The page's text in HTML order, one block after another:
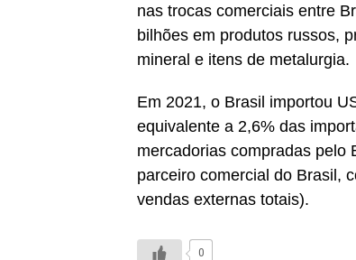
nas trocas comerciais entre
bilhões em produtos russos,
mineral e itens de metalurgia.
Em 2021, o Brasil importou
equivalente a 2,6% das
mercadorias compradas pelo
parceiro comercial do Brasil,
vendas externas totais).
0